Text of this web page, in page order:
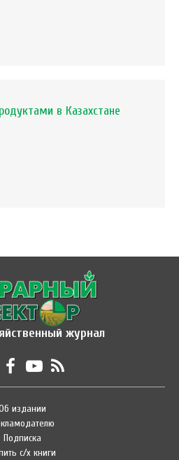
в Казахстане
журнал
издании
Подписка
с/х книги